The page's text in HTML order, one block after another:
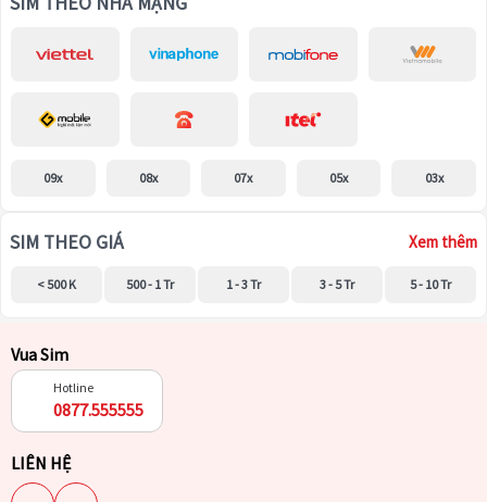
09x 08x 07x 05x 03x
SIM THEO GIÁ Xem thêm
< 500 K 500 - 1 Tr 1 - 3 Tr 3 - 5 Tr 5 - 10 Tr
Vua Sim
Hotline
0877.555555
LIÊN HỆ